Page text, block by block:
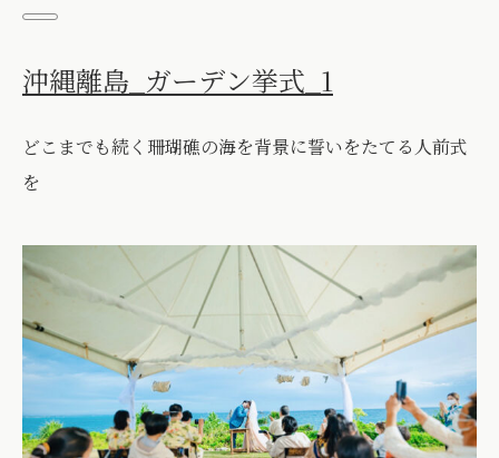
沖縄離島_ガーデン挙式_1
どこまでも続く珊瑚礁の海を背景に誓いをたてる人前式
を